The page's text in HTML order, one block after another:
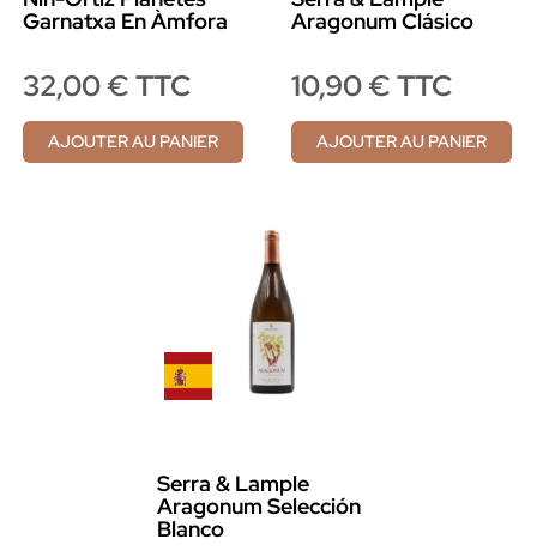
Garnatxa En Àmfora
32,00 € TTC
AJOUTER AU PANIER
Aragonum Clásico
10,90 € TTC
AJOUTER AU PANIER
Serra & Lample
Aragonum Selección
Blanco